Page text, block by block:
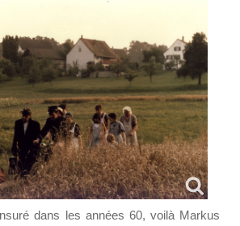
dans les années 60, voilà Markus